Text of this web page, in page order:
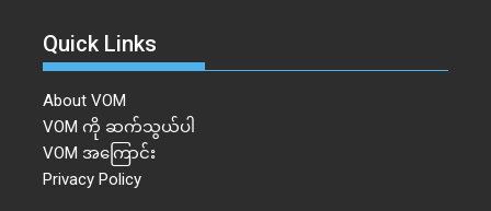
Quick Links
About VOM
VOM ကို ဆက်သွယ်ပါ
VOM အကြောင်း
Privacy Policy